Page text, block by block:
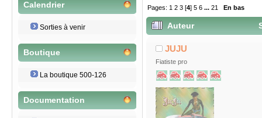
Calendrier
Sorties à venir
Boutique
La boutique 500-126
Documentation
Pages: 1 2 3 [4]5 6 ...21 En bas
Auteur
JUJU
Fiatiste pro